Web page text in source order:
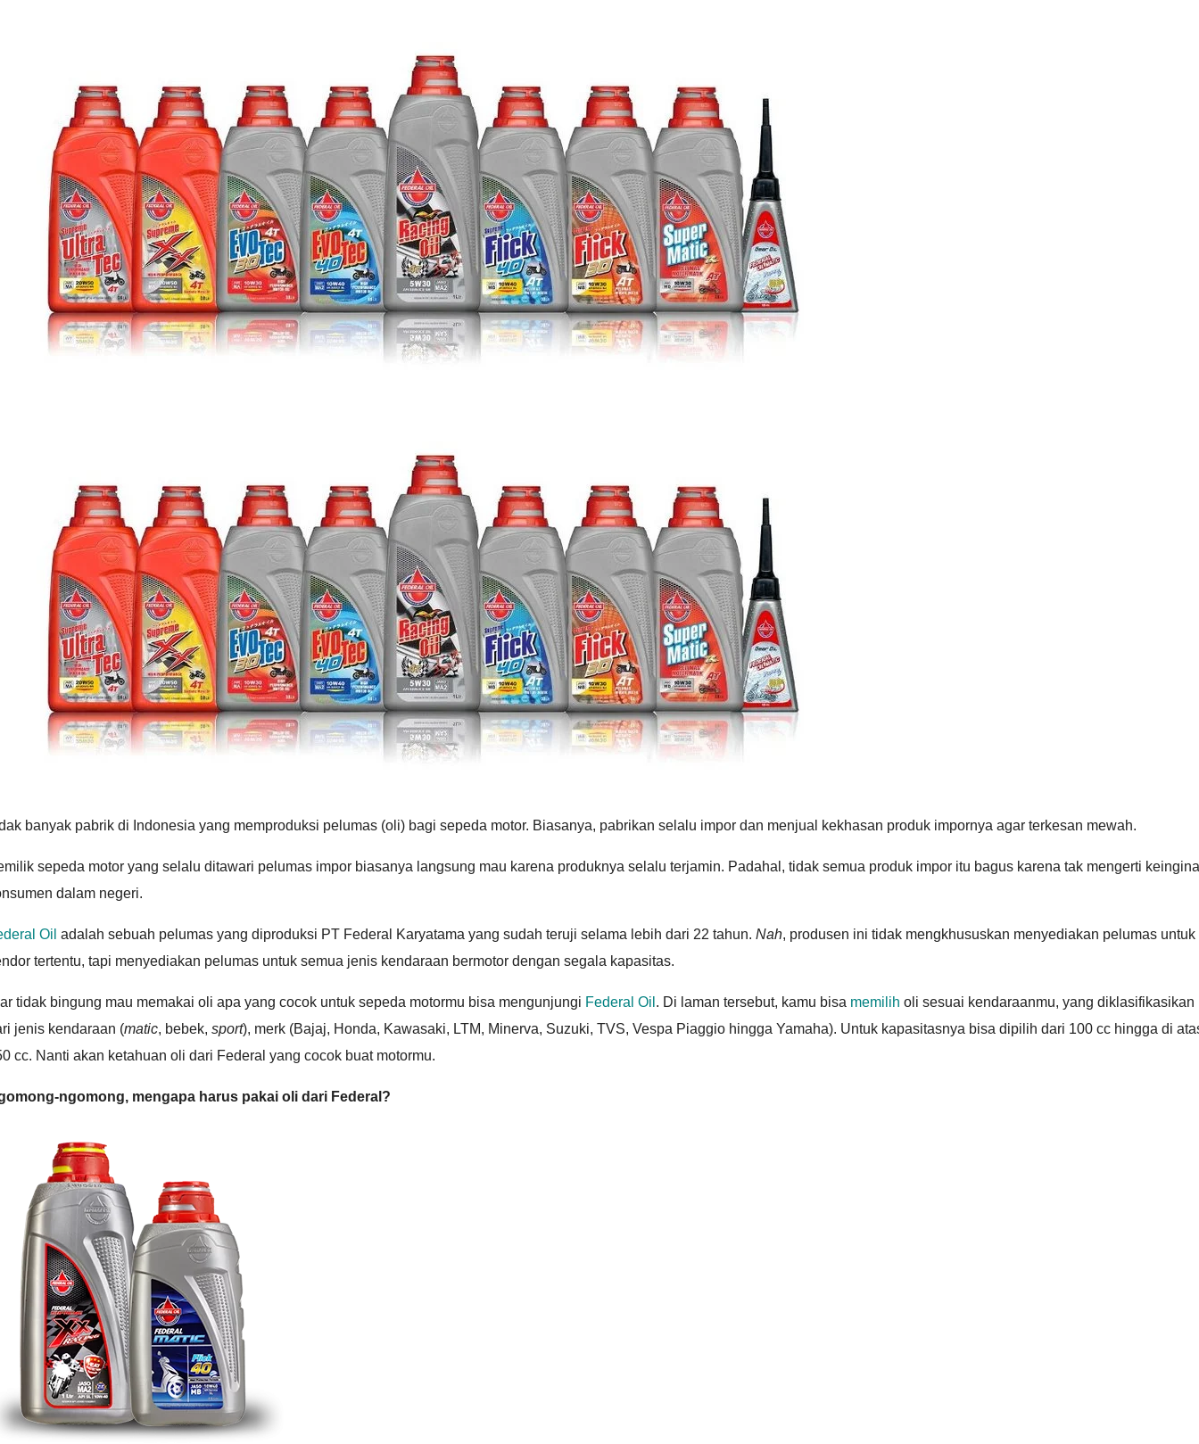
banyak pabrik di Indonesia yang memproduksi pelumas (oli) bagi sepeda motor. Biasanya, pabrikan selalu impor dan menjual kekhasan produk impornya agar terkesan mewah.
sepeda motor yang selalu ditawari pelumas impor biasanya langsung mau karena produknya selalu terjamin. Padahal, tidak semua produk impor itu bagus karena tak mengerti
dalam negeri.
Oil adalah sebuah pelumas yang diproduksi PT Federal Karyatama yang sudah teruji selama lebih dari 22 tahun. Nah, produsen ini tidak mengkhususkan menyediakan pelumas untuk
tertentu, tapi menyediakan pelumas untuk semua jenis kendaraan bermotor dengan segala kapasitas.
tidak bingung mau memakai oli apa yang cocok untuk sepeda motormu bisa mengunjungi Federal Oil . Di laman tersebut, kamu bisa memilih oli sesuai kendaraanmu, yang diklasifikasikan
jenis kendaraan (matic, bebek, sport), merk (Bajaj, Honda, Kawasaki, LTM, Minerva, Suzuki, TVS, Vespa Piaggio hingga Yamaha). Untuk kapasitasnya bisa dipilih dari 100 cc hingga di
cc. Nanti akan ketahuan oli dari Federal yang cocok buat motormu.
ngomong, mengapa harus pakai oli dari Federal?